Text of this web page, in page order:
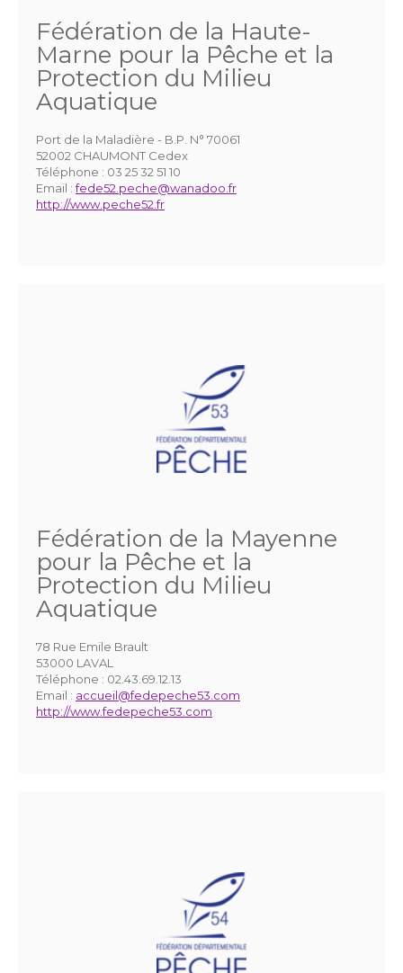
Fédération de la Haute-
Marne pour la Pêche et la
Protection du Milieu
Aquatique
Port de la Maladière - B.P. N° 70061
52002 CHAUMONT Cedex
Téléphone : 03 25 32 51 10
Email :fede52.peche@wanadoo.fr
http://www.peche52.fr
Fédération de la Mayenne
pour la Pêche et la
Protection du Milieu
Aquatique
78 Rue Emile Brault
53000 LAVAL
Téléphone : 02.43.69.12.13
Email : accueil@fedepeche53.com
http://www.fedepeche53.com